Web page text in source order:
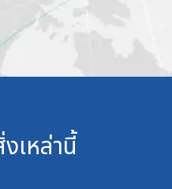
เหล่านี้